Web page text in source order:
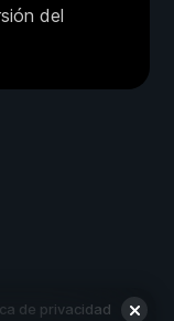
del
de privacidad